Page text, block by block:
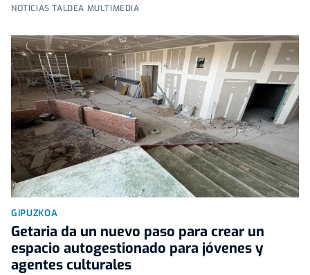
NOTICIAS TALDEA MULTIMEDIA
GIPUZKOA
Getaria da un nuevo paso para crear un
espacio autogestionado para jóvenes y
agentes culturales